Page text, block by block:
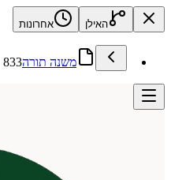
האילן אחרונות
משנה תורה833